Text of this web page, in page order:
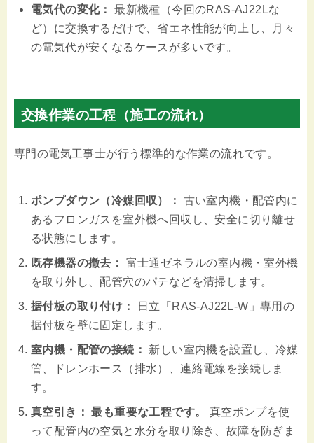
電気代の変化：
最新機種（今回のRAS-AJ22Lな
ど）に交換するだけで、省エネ性能が向上し、月々
の電気代が安くなるケースが多いです。
交換作業の工程（施工の流れ）
専門の電気工事士が行う標準的な作業の流れです。
ポンプダウン（冷媒回収）：
古い室内機・配管内に
あるフロンガスを室外機へ回収し、安全に切り離せ
る状態にします。
既存機器の撤去：
富士通ゼネラルの室内機・室外機
を取り外し、配管穴のパテなどを清掃します。
据付板の取り付け：
日立「RAS-AJ22L-W」専用の
据付板を壁に固定します。
室内機・配管の接続：
新しい室内機を設置し、冷媒
管、ドレンホース（排水）、連絡電線を接続しま
す。
真空引き： 最も重要な工程です。
真空ポンプを使
って配管内の空気と水分を取り除き、故障を防ぎま